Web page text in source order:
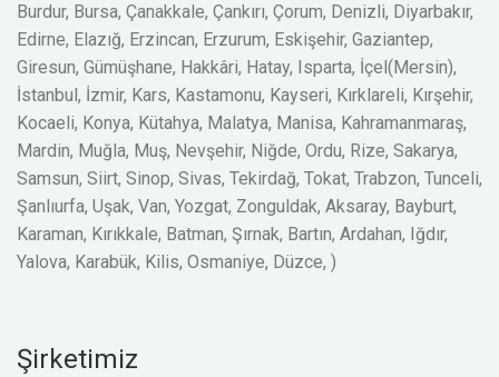
Burdur, Bursa, Çanakkale, Çankırı, Çorum, Denizli, Diyarbakır,
Edirne, Elazığ, Erzincan, Erzurum, Eskişehir, Gaziantep,
Giresun, Gümüşhane, Hakkâri, Hatay, Isparta, İçel(Mersin),
İstanbul, İzmir, Kars, Kastamonu, Kayseri, Kırklareli, Kırşehir,
Kocaeli, Konya, Kütahya, Malatya, Manisa, Kahramanmaraş,
Mardin, Muğla, Muş, Nevşehir, Niğde, Ordu, Rize, Sakarya,
Samsun, Siirt, Sinop, Sivas, Tekirdağ, Tokat, Trabzon, Tunceli,
Şanlıurfa, Uşak, Van, Yozgat, Zonguldak, Aksaray, Bayburt,
Karaman, Kırıkkale, Batman, Şırnak, Bartın, Ardahan, Iğdır,
Yalova, Karabük, Kilis, Osmaniye, Düzce, )
Şirketimiz